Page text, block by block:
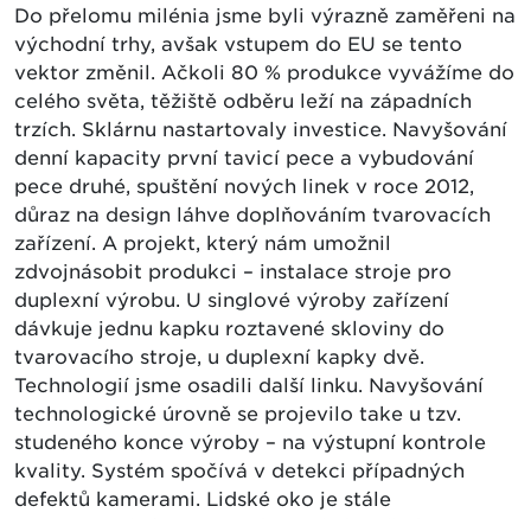
Do přelomu milénia jsme byli výrazně zaměřeni na
východní trhy, avšak vstupem do EU se tento
vektor změnil. Ačkoli 80 % produkce vyvážíme do
celého světa, těžiště odběru leží na západních
trzích. Sklárnu nastartovaly investice. Navyšování
denní kapacity první tavicí pece a vybudování
pece druhé, spuštění nových linek v roce 2012,
důraz na design láhve doplňováním tvarovacích
zařízení. A projekt, který nám umožnil
zdvojnásobit produkci – instalace stroje pro
duplexní výrobu. U singlové výroby zařízení
dávkuje jednu kapku roztavené skloviny do
tvarovacího stroje, u duplexní kapky dvě.
Technologií jsme osadili další linku. Navyšování
technologické úrovně se projevilo take u tzv.
studeného konce výroby – na výstupní kontrole
kvality. Systém spočívá v detekci případných
defektů kamerami. Lidské oko je stále